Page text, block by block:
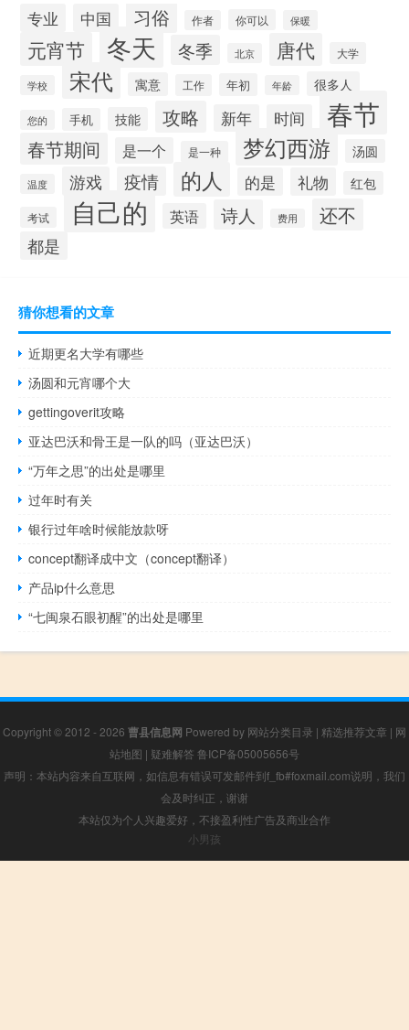
专业 中国 习俗 作者 你可以 保暖
元宵节 冬天 冬季 北京 唐代 大学
学校 宋代 寓意 工作 年初 年龄 很多人
您的 手机 技能 攻略 新年 时间 春节
春节期间 是一个 是一种 梦幻西游 汤圆
温度 游戏 疫情 的人 的是 礼物 红包
考试 自己的 英语 诗人 费用 还不
都是
猜你想看的文章
近期更名大学有哪些
汤圆和元宵哪个大
gettingoverit攻略
亚达巴沃和骨王是一队的吗（亚达巴沃）
“万年之思”的出处是哪里
过年时有关
银行过年啥时候能放款呀
concept翻译成中文（concept翻译）
产品ip什么意思
“七闽泉石眼初醒”的出处是哪里
Copyright © 2012 - 2026 曹县信息网 Powered by 网站分类目录 | 精选推荐文章 | 网
站地图 | 疑难解答 鲁ICP备05005656号
声明：本站内容来自互联网，如信息有错误可发邮件到f_fb#foxmail.com说明，我们
会及时纠正，谢谢
本站仅为个人兴趣爱好，不接盈利性广告及商业合作
小男孩